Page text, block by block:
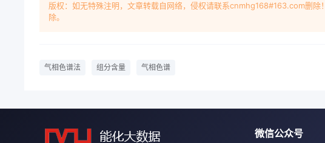
版权：如无特殊注明，文章转载自网络，侵权请联系cnmhg168#163.com删
除。
气相色谱法 组分含量 气相色谱
微信公众号